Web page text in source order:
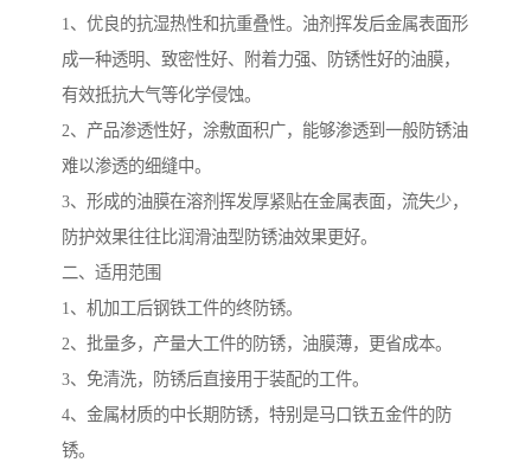
1、优良的抗湿热性和抗重叠性。油剂挥发后金属表面形
成一种透明、致密性好、附着力强、防锈性好的油膜，
有效抵抗大气等化学侵蚀。
2、产品渗透性好，涂敷面积广，能够渗透到一般防锈油
难以渗透的细缝中。
3、形成的油膜在溶剂挥发厚紧贴在金属表面，流失少，
防护效果往往比润滑油型防锈油效果更好。
二、适用范围
1、机加工后钢铁工件的终防锈。
2、批量多，产量大工件的防锈，油膜薄，更省成本。
3、免清洗，防锈后直接用于装配的工件。
4、金属材质的中长期防锈，特别是马口铁五金件的防
锈。